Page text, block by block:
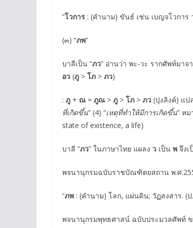
“โวการ : (คำนาม) ขันธ์ เช่น เบญจโวการ
(๓) “ภพ”
บาลีเป็น “ภว” อ่านว่า พะ-วะ รากศัพท์มาจ
อว (ภู > โภ > ภว)
: ภู + ณ = ภูณ > ภู > โภ > ภว (ปุงลิงค์) แป
ที่เกิดขึ้น” (4) “เหตุที่ทำให้มีการเกิดขึ้น” ห
state of existence, a life)
บาลี “ภว” ในภาษาไทย แผลง ว เป็น พ จึงเ
พจนานุกรมฉบับราชบัณฑิตยสถาน พ.ศ
“ภพ : (คำนาม) โลก, แผ่นดิน; วัฏสงสาร. (ป
พจนานุกรมพุทธศาสน์ ฉบับประมวลศัพท์